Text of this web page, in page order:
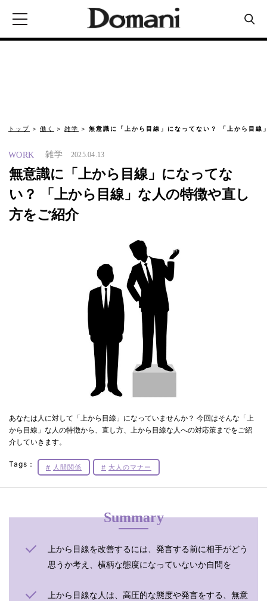
トップ 働く 雑学 無意識に「上から目線」になってない？ 「上から目線
WORK 雑学 2025.04.13
無意識に「上から目線」になってな
い？ 「上から目線」な人の特徴や直し
方をご紹介
あなたは人に対して「上から目線」になっていませんか？ 今回はそんな「上
から目線」な人の特徴から、直し方、上から目線な人への対応策までをご紹
介していきます。
Tags： 人間関係 大人のマナー
Summary
上から目線を改善するには、発言する前に相手がどう
思うか考え、横柄な態度になっていないか自問を
上から目線な人は、高圧的な態度や発言をする、無意